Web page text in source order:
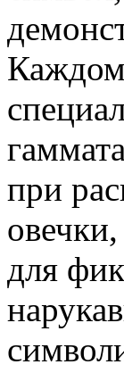
при
для